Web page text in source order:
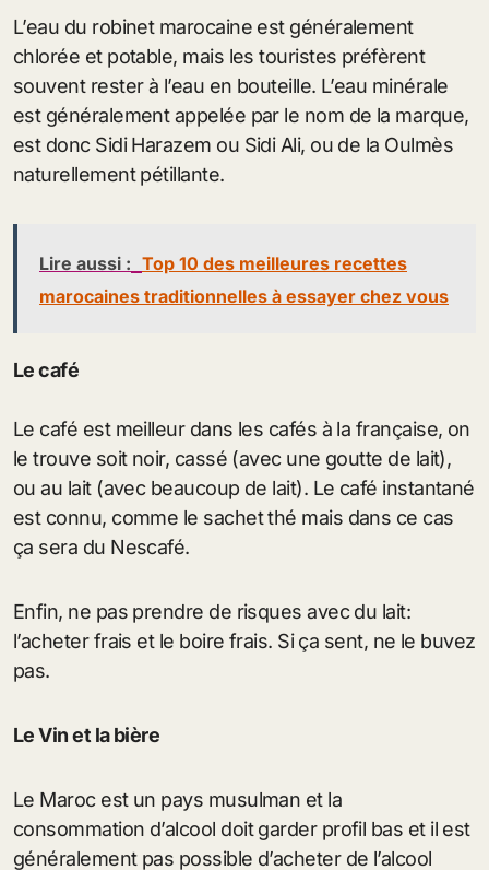
L’eau du robinet marocaine est généralement
chlorée et potable, mais les touristes préfèrent
souvent rester à l’eau en bouteille. L’eau minérale
est généralement appelée par le nom de la marque,
est donc Sidi Harazem ou Sidi Ali, ou de la Oulmès
naturellement pétillante.
Lire aussi : Top 10 des meilleures recettes
marocaines traditionnelles à essayer chez vous
Le café
Le café est meilleur dans les cafés à la française, on
le trouve soit noir, cassé (avec une goutte de lait),
ou au lait (avec beaucoup de lait). Le café instantané
est connu, comme le sachet thé mais dans ce cas
ça sera du Nescafé.
Enfin, ne pas prendre de risques avec du lait:
l’acheter frais et le boire frais. Si ça sent, ne le buvez
pas.
Le Vin et la bière
Le Maroc est un pays musulman et la
consommation d’alcool doit garder profil bas et il est
généralement pas possible d’acheter de l’alcool